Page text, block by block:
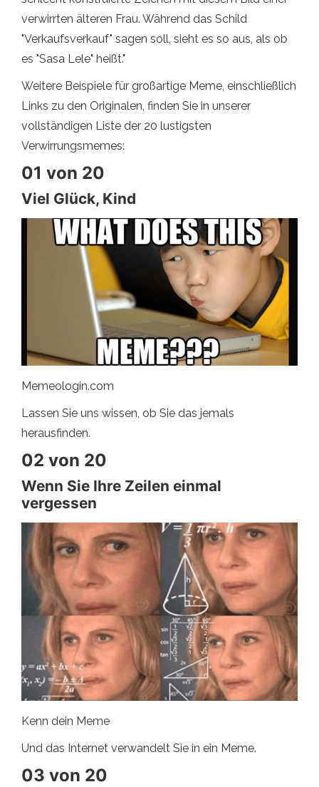
verwirrten älteren Frau. Während das Schild
"Verkaufsverkauf" sagen soll, sieht es so aus, als ob
es "Sasa Lele" heißt."
Weitere Beispiele für großartige Meme, einschließlich
Links zu den Originalen, finden Sie in unserer
vollständigen Liste der 20 lustigsten
Verwirrungsmemes:
01 von 20
Viel Glück, Kind
Memeologin.com
Lassen Sie uns wissen, ob Sie das jemals
herausfinden.
02 von 20
Wenn Sie Ihre Zeilen einmal
vergessen
Kenn dein Meme
Und das Internet verwandelt Sie in ein Meme.
03 von 20